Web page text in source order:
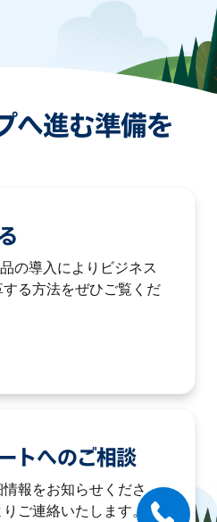
へ進む準備を
の導入によりビジネス
る方法をぜひご覧くだ
トへのご相談
報をお知らせくださ
ご連絡いたします。